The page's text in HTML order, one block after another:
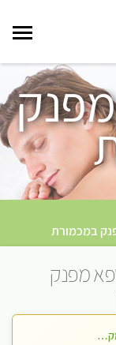
במכמורת
מפנק
קליניקה פרטית לעיסוי מקצועי ואלטרנטיבי ברמה גבוהה VIP תתקשר ..... highly recommended..new in the city